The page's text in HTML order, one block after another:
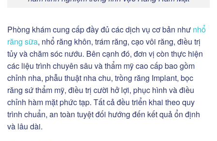
Phòng khám cung cấp đầy đủ các dịch vụ cơ bản như nhổ
răng sữa, nhổ răng khôn, trám răng, cạo vôi răng, điều trị
tủy và chăm sóc nướu. Bên cạnh đó, đơn vị còn thực hiện
các liệu trình chuyên sâu và thẩm mỹ cao cấp bao gồm
chỉnh nha, phẫu thuật nha chu, trồng răng Implant, bọc
răng sứ thẩm mỹ, điều trị cười hở lợi, phục hình và điều
chỉnh hàm mặt phức tạp. Tất cả đều triển khai theo quy
trình chuẩn, an toàn tuyệt đối hướng đến kết quả ổn định
và lâu dài.